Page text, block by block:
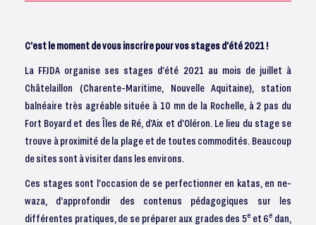
C’est le moment de vous inscrire pour vos stages d’été 2021 !
La FFJDA organise ses stages d’été 2021 au mois de juillet à
Châtelaillon (Charente-Maritime, Nouvelle Aquitaine), station
balnéaire très agréable située à 10 mn de la Rochelle, à 2 pas du
Fort Boyard et des Îles de Ré, d’Aix et d’Oléron. Le lieu du stage se
trouve à proximité de la plage et de toutes commodités. Beaucoup
de sites sont à visiter dans les environs.
Ces stages sont l’occasion de se perfectionner en katas, en ne-
waza, d’approfondir des contenus pédagogiques sur les
différentes pratiques, de se préparer aux grades des 5e et 6e dan,